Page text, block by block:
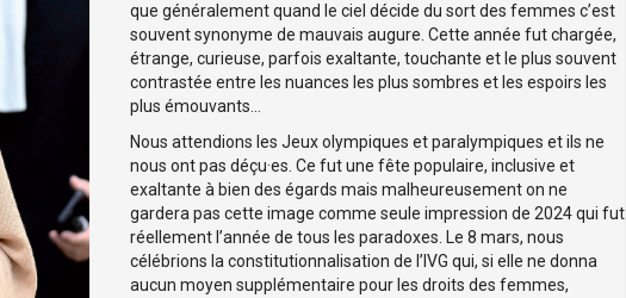
que généralement quand le ciel décide du sort des femmes c’est
souvent synonyme de mauvais augure. Cette année fut chargée,
étrange, curieuse, parfois exaltante, touchante et le plus souvent
contrastée entre les nuances les plus sombres et les espoirs les
plus émouvants…
Nous attendions les Jeux olympiques et paralympiques et ils ne
nous ont pas déçu·es. Ce fut une fête populaire, inclusive et
exaltante à bien des égards mais malheureusement on ne
gardera pas cette image comme seule impression de 2024 qui fut
réellement l’année de tous les paradoxes. Le 8 mars, nous
célébrions la constitutionnalisation de l’IVG qui, si elle ne donna
aucun moyen supplémentaire pour les droits des femmes,